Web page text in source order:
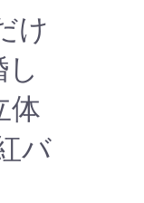
け
体
バ